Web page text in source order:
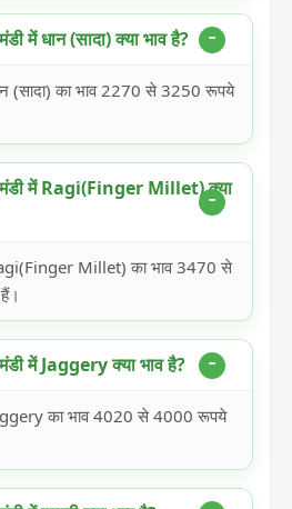
धान (सादा) क्या भाव है?
(सादा) का भाव 2270 से 3250 रूपये
में Ragi(Finger Millet) क्या
Millet) का भाव 3470 से
में Jaggery क्या भाव है?
का भाव 4020 से 4000 रूपये